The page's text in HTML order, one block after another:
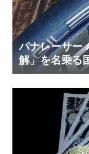
パナレーサー
解」を名乗る